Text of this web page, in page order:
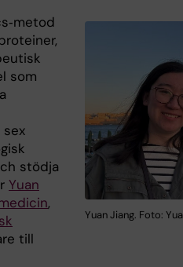
Yuan Jiang. Foto:
som
stödja
Yuan
,
till